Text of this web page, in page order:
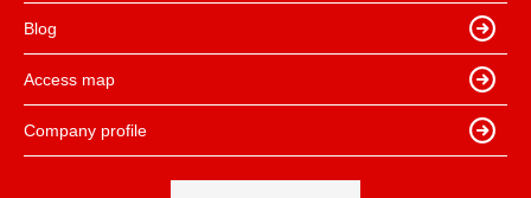
Blog
Access map
Company profile